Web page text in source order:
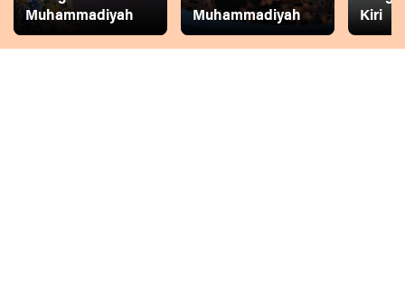
Muhammadiyah
Muhammadiyah
Kiri